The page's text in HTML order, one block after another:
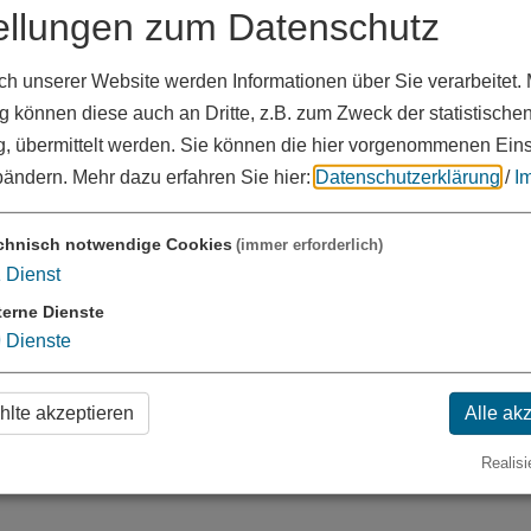
Bericht für den HNO-Arzt und werden über weitere
im Gesundheitsamt ist kostenlos.
(vor allem beim Erlernen der
das Hörvermögen und die Hörverarbeitung
Beratungstage
wug.dewird gebeten!
zum Datenschutz
unserer Website werden Informationen über Sie verarbeitet.
können diese auch an Dritte, z.B. zum Zweck der statistischen
übermittelt werden. Sie können die hier vorgenommenen
Mehr dazu erfahren Sie hier: Datenschutzerklärung /
notwendige Cookies (immer erforderlich)
Dienst
Dienste
Dienste
akzeptieren Alle